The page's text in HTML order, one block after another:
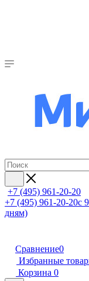
+7 (495) 961-20-20
+7 (495) 961-20-20с
дням)
Сравнение0
Избранные
Корзина 0